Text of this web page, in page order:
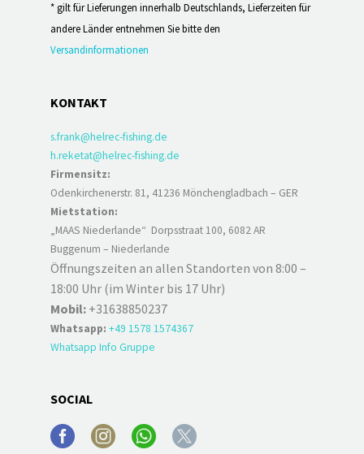
* gilt für Lieferungen innerhalb Deutschlands, Lieferzeiten für
andere Länder entnehmen Sie bitte den
Versandinformationen
KONTAKT
s.frank@helrec-fishing.de
h.reketat@helrec-fishing.de
Firmensitz:
Odenkirchenerstr. 81, 41236 Mönchengladbach – GER
Mietstation:
„MAAS Niederlande“ Dorpsstraat 100, 6082 AR
Buggenum – Niederlande
Öffnungszeiten an allen Standorten von 8:00 –
18:00 Uhr (im Winter bis 17 Uhr)
Mobil: +31638850237
Whatsapp: +49 1578 1574367
Whatsapp Info Gruppe
SOCIAL